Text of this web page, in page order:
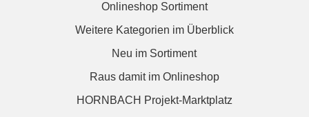
Onlineshop Sortiment
Weitere Kategorien im Überblick
Neu im Sortiment
Raus damit im Onlineshop
HORNBACH Projekt-Marktplatz